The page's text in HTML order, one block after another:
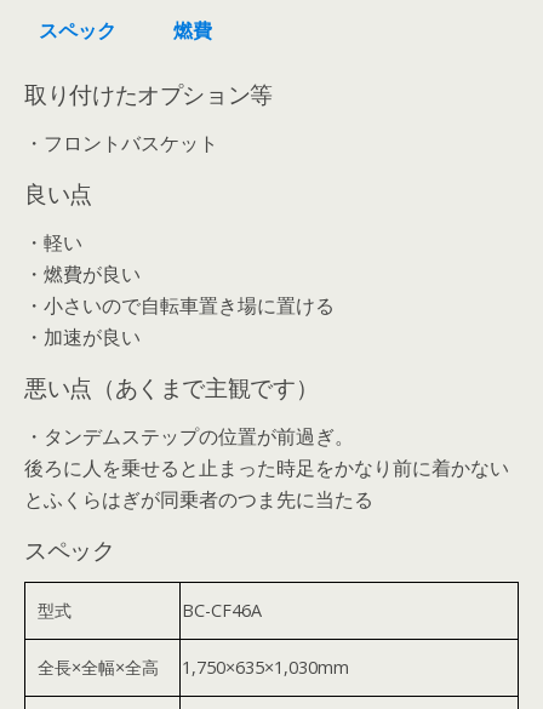
スペック 燃費
取り付けたオプション等
・フロントバスケット
良い点
・軽い
・燃費が良い
・小さいので自転車置き場に置ける
・加速が良い
悪い点（あくまで主観です）
・タンデムステップの位置が前過ぎ。
後ろに人を乗せると止まった時足をかなり前に着かない
とふくらはぎが同乗者のつま先に当たる
スペック
型式 BC-CF46A
全長×全幅×全高 1,750×635×1,030mm